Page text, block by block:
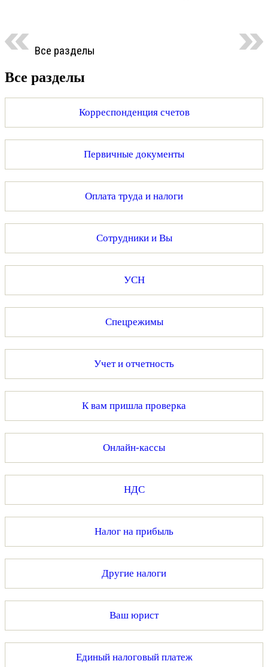
Все разделы
Все разделы
Корреспонденция счетов
Первичные документы
Оплата труда и налоги
Сотрудники и Вы
УСН
Спецрежимы
Учет и отчетность
К вам пришла проверка
Онлайн-кассы
НДС
Налог на прибыль
Другие налоги
Ваш юрист
Единый налоговый платеж